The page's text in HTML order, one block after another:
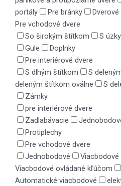
portály
Pre bránky
Pre vchodové dvere
So širokým štítkom
S
Gule
Doplnky
Pre interiérové dvere
S dlhým štítkom
S
deleným štítkom oválne
S
Zámky
pre interiérové dvere
Zadlabávacie
Protiplechy
Pre vchodové dvere
Jednobodové
Viacbodové ovládané kľúčom
Automatické viacbodové